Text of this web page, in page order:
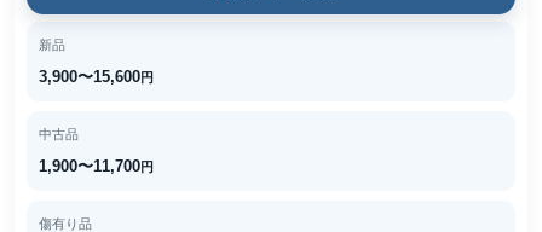
新品
3,900〜15,600円
中古品
1,900〜11,700円
傷有り品